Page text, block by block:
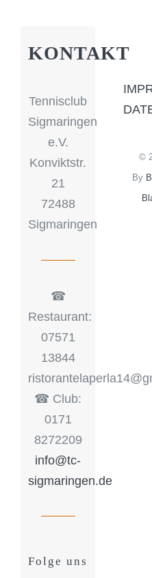
KONTAKT
Tennisclub
Sigmaringen
e.V.
Konviktstr.
21
72488
Sigmaringen
☎︎
Restaurant:
07571
13844
☎︎ Club:
0171
8272209
info@tc-
sigmaringen.de
Folge uns
©
By